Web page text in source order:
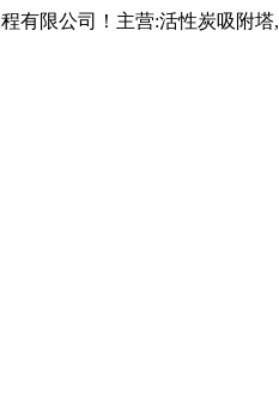
有限公司！主营:活性炭吸附